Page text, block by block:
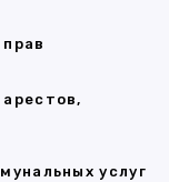
услуг